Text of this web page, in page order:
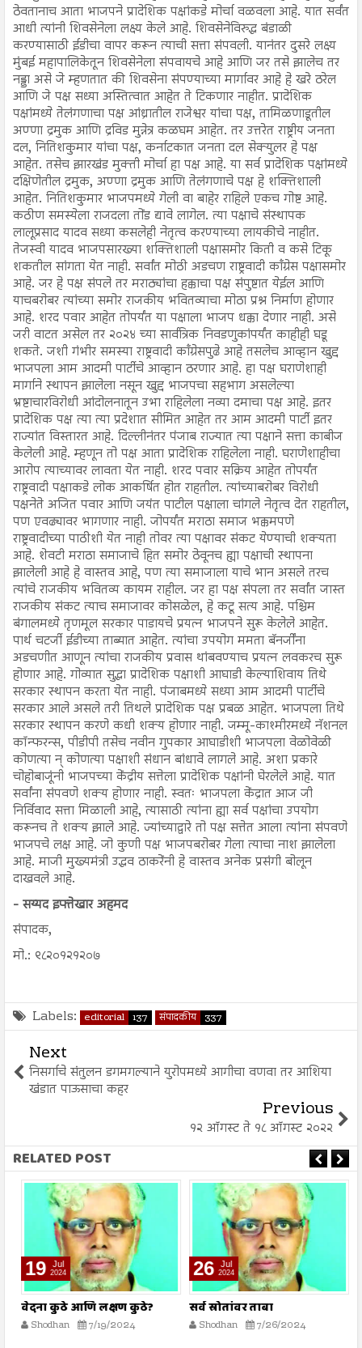
ठेवतानाच आता भाजपने प्रादेशिक पक्षांकडे मोर्चा वळवला आहे. यात सर्वंत
आधी त्यांनी शिवसेनेला लक्ष्य केले आहे. शिवसेनेविरुद्ध बंडाळी
करण्यासाठी ईडीचा वापर करून त्याची सत्ता संपवली. यानंतर दुसरे लक्ष्य
मुंबई महापालिकेतून शिवसेनेला संपवायचे आहे आणि जर तसे झालेच तर
नड्डा असे जे म्हणतात की शिवसेना संपण्याच्या मार्गावर आहे हे खरे ठरेल
आणि जे पक्ष सध्या अस्तित्वात आहेत ते टिकणार नाहीत. प्रादेशिक
पक्षांमध्ये तेलंगणाचा पक्ष आंध्रातील राजेश्वर यांचा पक्ष, तामिळणाडूतील
अण्णा द्रमुक आणि द्रविड मुन्नेत्र कळघम आहेत. तर उत्तरेत राष्ट्रीय जनता
दल, नितिशकुमार यांचा पक्ष, कर्नाटकात जनता दल सेक्युलर हे पक्ष
आहेत. तसेच झारखंड मुक्ती मोर्चा हा पक्ष आहे. या सर्व प्रादेशिक पक्षांमध्ये
दक्षिणेतील द्रमुक, अण्णा द्रमुक आणि तेलंगणाचे पक्ष हे शक्तिशाली
आहेत. नितिशकुमार भाजपमध्ये गेली वा बाहेर राहिले एकच गोष्ट आहे.
कठीण समस्येला राजदला तोंड द्यावे लागेल. त्या पक्षाचे संस्थापक
लालूप्रसाद यादव सध्या कसलेही नेतृत्व करण्याच्या लायकीचे नाहीत.
तेजस्वी यादव भाजपसारख्या शक्तिशाली पक्षासमोर किती व कसे टिकू
शकतील सांगता येत नाही. सर्वांत मोठी अडचण राष्ट्रवादी काँग्रेस पक्षासमोर
आहे. जर हे पक्ष संपले तर मराठ्यांचा हक्काचा पक्ष संपुष्टात येईल आणि
याचबरोबर त्यांच्या समोर राजकीय भवितव्याचा मोठा प्रश्न निर्माण होणार
आहे. शरद पवार आहेत तोपर्यंत या पक्षाला भाजप धक्का देणार नाही. असे
जरी वाटत असेल तर २०२४ च्या सार्वत्रिक निवडणुकांपर्यंत काहीही घडू
शकते. जशी गंभीर समस्या राष्ट्रवादी काँग्रेसपुढे आहे तसलेच आव्हान खुद्द
भाजपला आम आदमी पार्टीचे आव्हान ठरणार आहे. हा पक्ष घराणेशाही
मार्गाने स्थापन झालेला नसून खुद्द भाजपचा सहभाग असलेल्या
भ्रष्टाचारविरोधी आंदोलनातून उभा राहिलेला नव्या दमाचा पक्ष आहे. इतर
प्रादेशिक पक्ष त्या त्या प्रदेशात सीमित आहेत तर आम आदमी पार्टी इतर
राज्यांत विस्तारत आहे. दिल्लीनंतर पंजाब राज्यात त्या पक्षाने सत्ता काबीज
केलेली आहे. म्हणून तो पक्ष आता प्रादेशिक राहिलेला नाही. घराणेशाहीचा
आरोप त्याच्यावर लावता येत नाही. शरद पवार सक्रिय आहेत तोपर्यंत
राष्ट्रवादी पक्षाकडे लोक आकर्षित होत राहतील. त्यांच्याबरोबर विरोधी
पक्षनेते अजित पवार आणि जयंत पाटील पक्षाला चांगले नेतृत्व देत राहतील,
पण एवढ्यावर भागणार नाही. जोपर्यंत मराठा समाज भक्कमपणे
राष्ट्रवादीच्या पाठीशी येत नाही तोवर त्या पक्षावर संकट येण्याची शक्यता
आहे. शेवटी मराठा समाजाचे हित समोर ठेवूनच ह्या पक्षाची स्थापना
झालेली आहे हे वास्तव आहे, पण त्या समाजाला याचे भान असले तरच
त्यांचे राजकीय भवितव्य कायम राहील. जर हा पक्ष संपला तर सर्वांत जास्त
राजकीय संकट त्याच समाजावर कोसळेल, हे कटू सत्य आहे. पश्चिम
बंगालमध्ये तृणमूल सरकार पाडायचे प्रयत्न भाजपने सुरू केलेले आहेत.
पार्थ चटर्जी ईडीच्या ताब्यात आहेत. त्यांचा उपयोग ममता बॅनर्जींना
अडचणीत आणून त्यांचा राजकीय प्रवास थांबवण्याच प्रयत्न लवकरच सुरू
होणार आहे. गोव्यात सुद्धा प्रादेशिक पक्षाशी आघाडी केल्याशिवाय तिथे
सरकार स्थापन करता येत नाही. पंजाबमध्ये सध्या आम आदमी पार्टीचे
सरकार आले असले तरी तिथले प्रादेशिक पक्ष प्रबळ आहेत. भाजपला तिथे
सरकार स्थापन करणे कधी शक्य होणार नाही. जम्मू-काश्मीरमध्ये नॅशनल
कॉन्फरन्स, पीडीपी तसेच नवीन गुपकार आघाडीशी भाजपला वेळोवेळी
कोणत्या न् कोणत्या पक्षाशी संधान बांधावे लागले आहे. अशा प्रकारे
चोहोबाजूंनी भाजपच्या केंद्रीय सत्तेला प्रादेशिक पक्षांनी घेरलेले आहे. यात
सर्वांना संपवणे शक्य होणार नाही. स्वतः भाजपला केंद्रात आज जी
निर्विवाद सत्ता मिळाली आहे, त्यासाठी त्यांना ह्या सर्व पक्षांचा उपयोग
करूनच ते शक्य झाले आहे. ज्यांच्याद्वारे तो पक्ष सत्तेत आला त्यांना संपवणे
भाजपचे लक्ष आहे. जो कुणी पक्ष भाजपबरोबर गेला त्याचा नाश झालेला
आहे. माजी मुख्यमंत्री उद्धव ठाकरेंनी हे वास्तव अनेक प्रसंगी बोलून
दाखवले आहे.
- सय्यद इफ्तेखार अहमद
संपादक,
मो.: ९८२०१२१२०७
Labels: editorial 137 संपादकीय 337
Next
निसर्गाचे संतुलन डगमगल्याने युरोपमध्ये आगीचा वणवा तर आशिया
खंडात पाऊसाचा कहर
Previous
१२ ऑगस्ट ते १८ ऑगस्ट २०२२
RELATED POST
19 Jul
2024
वेदना कुठे आणि लक्षण कुठे?
Shodhan 7/19/2024
26 Jul
2024
सर्व स्रोतांवर ताबा
Shodhan 7/26/2024